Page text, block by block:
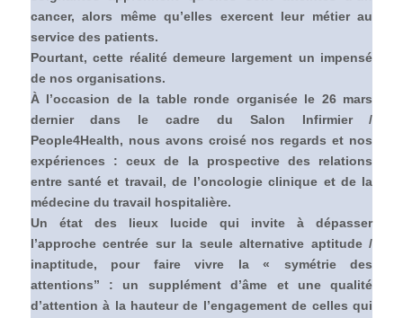
cancer, alors même qu’elles exercent leur métier au
service des patients.
Pourtant, cette réalité demeure largement un impensé
de nos organisations.
À l’occasion de la table ronde organisée le 26 mars
dernier dans le cadre du Salon Infirmier /
People4Health, nous avons croisé nos regards et nos
expériences : ceux de la prospective des relations
entre santé et travail, de l’oncologie clinique et de la
médecine du travail hospitalière.
Un état des lieux lucide qui invite à dépasser
l’approche centrée sur la seule alternative aptitude /
inaptitude, pour faire vivre la « symétrie des
attentions” : un supplément d’âme et une qualité
d’attention à la hauteur de l’engagement de celles qui